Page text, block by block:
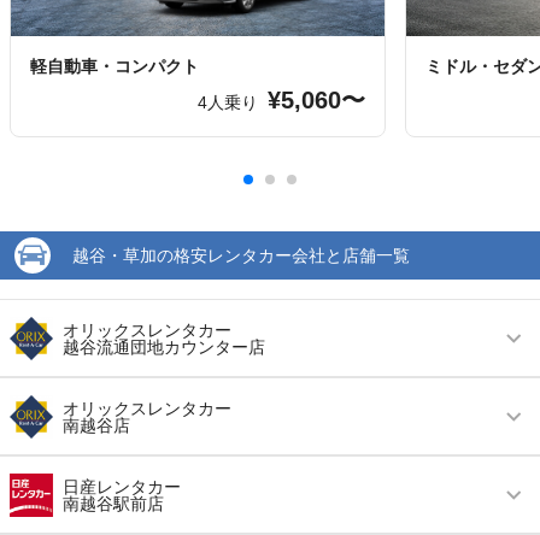
軽自動車・コンパクト
4人乗り
¥5,060〜
ミドル・セダ
越谷・草加の格安レンタカー会社と店舗一覧
オリックスレンタカー
越谷流通団地カウンター店
営業時間 毎日 09:00 ～ 20:00
アクセス
住所
越谷市相模町１－３３７－１ アポロステーショ
ン内
オリックスレンタカー
南越谷店
営業時間
アクセス 南越谷駅より徒歩で約3分（送迎なし）
日産レンタカー
南越谷駅前店